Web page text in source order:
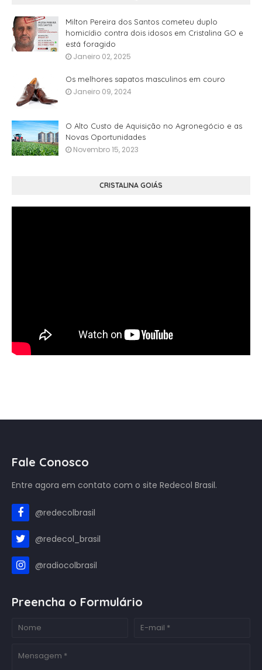
Milton Pereira dos Santos cometeu duplo
homicídio contra dois idosos em Cristalina GO e
está foragido
Janeiro 02, 2025
Os melhores sapatos masculinos em couro
Janeiro 09, 2024
O Alto Custo de Aquisição no Agronegócio e as
Novas Oportunidades
Novembro 15, 2023
CRISTALINA GOIÁS
Fale Conosco
Entre agora em contato com o site Redecol Brasil.
@redecolbrasil
@redecol_brasil
@radiocolbrasil
Preencha o Formulário